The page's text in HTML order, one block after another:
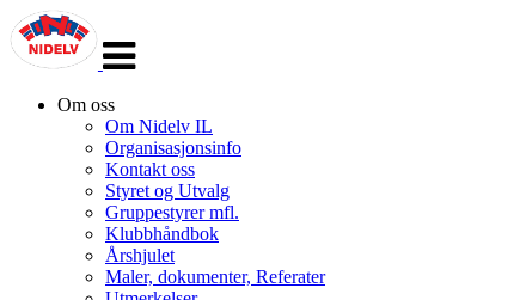
navigasjon
Om oss
Om Nidelv IL
Organisasjonsinfo
Kontakt oss
Styret og Utvalg
Gruppestyrer mfl.
Klubbhåndbok
Årshjulet
Maler, dokumenter, Referater